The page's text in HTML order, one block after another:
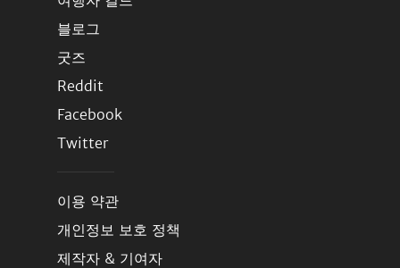
블로그
굿즈
Reddit
Facebook
Twitter
이용 약관
개인정보 보호 정책
제작자 & 기여자